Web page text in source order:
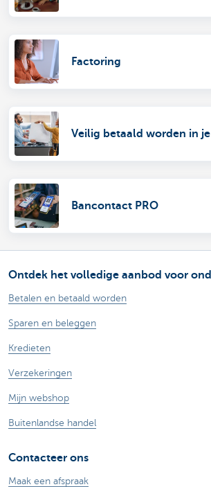
Factoring
Veilig betaald worden in
Bancontact PRO
Ontdek het volledige aanbod voor
Betalen en betaald worden
Sparen en beleggen
Kredieten
Verzekeringen
Mijn webshop
Buitenlandse handel
Contacteer ons
Maak een afspraak